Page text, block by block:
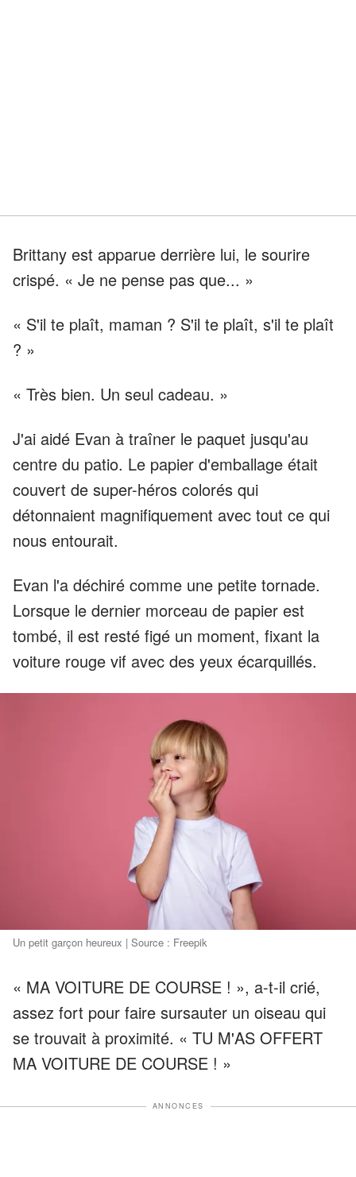
Brittany est apparue derrière lui, le sourire
crispé. « Je ne pense pas que... »
« S'il te plaît, maman ? S'il te plaît, s'il te plaît
? »
« Très bien. Un seul cadeau. »
J'ai aidé Evan à traîner le paquet jusqu'au
centre du patio. Le papier d'emballage était
couvert de super-héros colorés qui
détonnaient magnifiquement avec tout ce qui
nous entourait.
Evan l'a déchiré comme une petite tornade.
Lorsque le dernier morceau de papier est
tombé, il est resté figé un moment, fixant la
voiture rouge vif avec des yeux écarquillés.
Un petit garçon heureux | Source : Freepik
« MA VOITURE DE COURSE ! », a-t-il crié,
assez fort pour faire sursauter un oiseau qui
se trouvait à proximité. « TU M'AS OFFERT
MA VOITURE DE COURSE ! »
ANNONCES